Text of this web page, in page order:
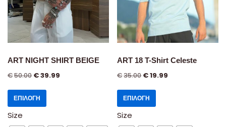
ART NIGHT SHIRT BEIGE
€50.00 €39.99
ΕΠΙΛΟΓΉ
Size
ART 18 T-Shirt Celeste
€35.00 €19.99
ΕΠΙΛΟΓΉ
Size